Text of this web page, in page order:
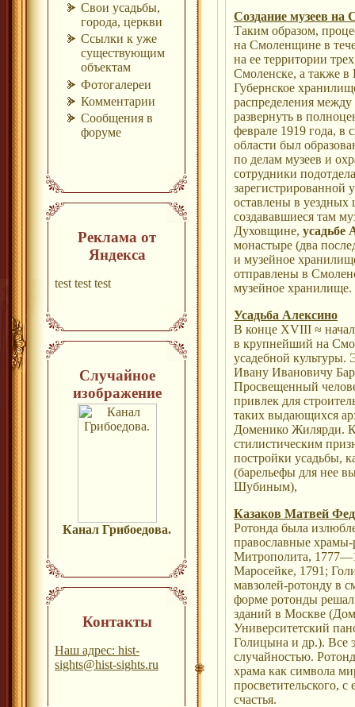
Свои усадьбы,
города, церкви
Ссылки к уже
существующим
объектам
Фотогалереи
Комментарии
Сообщения в
форуме
Реклама от
Яндекса
test test test
Случайное
изображение
Канал Грибоедова.
Контакты
Наш адрес: hist-
sights@hist-sights.ru
Создание музеев на
Таким образом,
на Смоленщине в
на ее территории
Смоленске, а также
Губернское
распределения между
развернуть в
феврале 1919 года, в
области был
по делам музеев и
сотрудники
зарегистрированной
оставлены в уездных
создававшиеся там
Духовщине, усадьбе
монастыре (два
и музейное
отправлены в
музейное хранилище.
Усадьба Алексино
В конце XVIII ≈
в крупнейший на
усадебной культуры.
Ивану Ивановичу
Просвещенный
привлек для
таких выдающихся
Доменико Жилярди.
стилистическим
постройки усадьбы,
(барельефы для нее
Шубиным),
Казаков Матвей
Ротонда была
православные
Митрополита,
Маросейке, 1791;
мавзолей-ротонду в
форме ротонды
зданий в Москве
Университетский
Голицына и др.). Все
случайностью.
храма как символа
просветительского,
счастья.